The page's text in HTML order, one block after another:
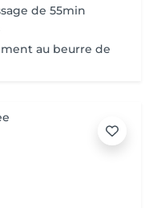
de 55min
au beurre de